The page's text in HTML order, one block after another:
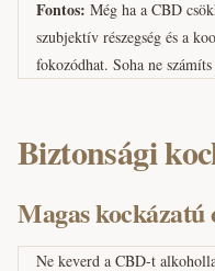
Fontos: Még ha a CBD
szubjektív részegség és a
fokozódhat. Soha ne
Biztonsági
Magas kockázatú
Ne keverd a CBD-t